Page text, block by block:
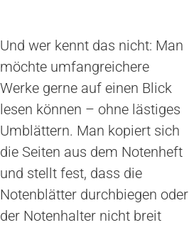
Und wer kennt das nicht: Man
möchte umfangreichere
Werke gerne auf einen Blick
lesen können – ohne lästiges
Umblättern. Man kopiert sich
die Seiten aus dem Notenheft
und stellt fest, dass die
Notenblätter durchbiegen oder
der Notenhalter nicht breit